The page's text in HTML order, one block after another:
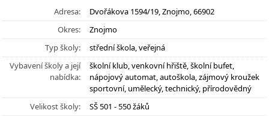
Adresa:
Dvořákova 1594/19, Znojmo, 66902
Okres:
Znojmo
Typ školy:
střední škola, veřejná
Vybavení školy a její
nabídka:
školní klub, venkovní hřiště, školní bufet,
nápojový automat, autoškola, zájmový kroužek
sportovní, umělecký, technický, přírodovědný
Velikost školy:
SŠ 501 - 550 žáků